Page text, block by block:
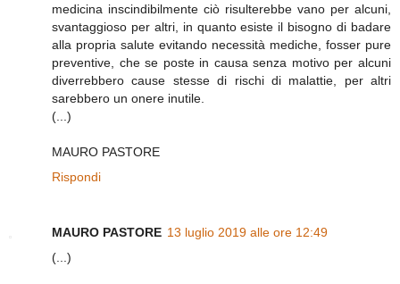
medicina inscindibilmente ciò risulterebbe vano per alcuni,
svantaggioso per altri, in quanto esiste il bisogno di badare
alla propria salute evitando necessità mediche, fosser pure
preventive, che se poste in causa senza motivo per alcuni
diverrebbero cause stesse di rischi di malattie, per altri
sarebbero un onere inutile.
(...)
MAURO PASTORE
Rispondi
MAURO PASTORE 13 luglio 2019 alle ore 12:49
(...)